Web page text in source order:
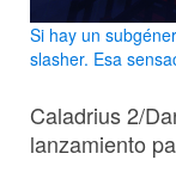
Si hay un
slasher. Esa
Caladrius 2/
lanzamiento